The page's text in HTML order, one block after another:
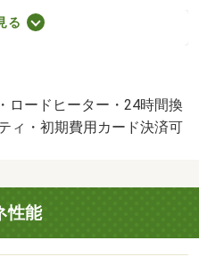
ペット飼育の場合 ペ
円（税込） ＮＯ：１１
）・維持費等：リペアサ
物件！ペット飼育可物件！
駐車場屋内２台あり！顔認
円/ＦＦ分解清掃
る
ロードヒーター・24時間換
ィ・初期費用カード決済可
性能